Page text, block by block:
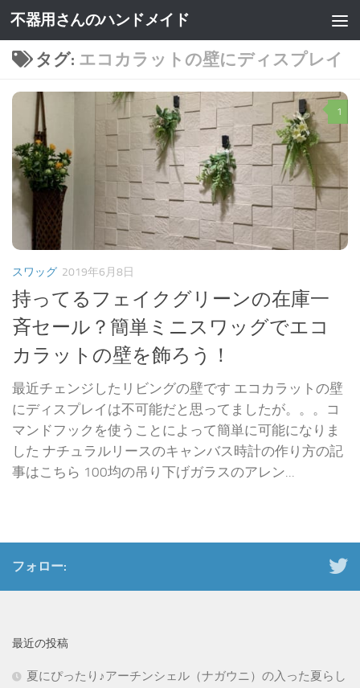
不器用さんのハンドメイド
タグ: エコカラットの壁にディスプレイ
1
スワッグ 2019年6月8日
持ってるフェイクグリーンの在庫一
斉セール？簡単ミニスワッグでエコ
カラットの壁を飾ろう！
最近チェンジしたリビングの壁です エコカラットの壁
にディスプレイは不可能だと思ってましたが。。。コ
マンドフックを使うことによって簡単に可能になりま
した ナチュラルリースのキャンバス時計の作り方の記
事はこちら 100均の吊り下げガラスのアレン...
フォロー:
最近の投稿
夏にぴったり♪アーチンシェル（ナガウニ）の入った夏らし